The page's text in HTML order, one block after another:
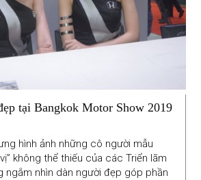
tại Bangkok Motor Show 2019
hình ảnh những cô người mẫu
không thể thiếu của các Triển lãm
ngắm nhìn dàn người đẹp góp phần